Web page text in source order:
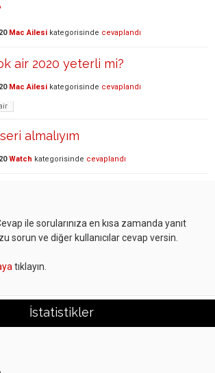
Mac Ailesi kategorisinde cevaplandı
air 2020 yeterli mi?
Mac Ailesi kategorisinde cevaplandı
almalıyım
Watch kategorisinde cevaplandı
ile sorularınıza en kısa zamanda yanıt
sorun ve diğer kullanıcılar cevap versin.
tıklayın.
İstatistikler